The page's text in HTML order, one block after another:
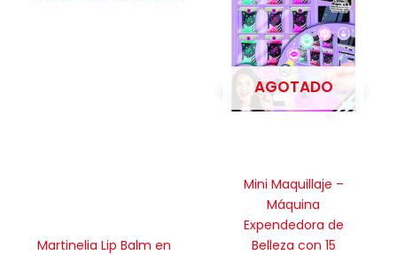
Martinelia Lip Balm en
AGOTADO
Mini Maquillaje –
Máquina
Expendedora de
Belleza con 15